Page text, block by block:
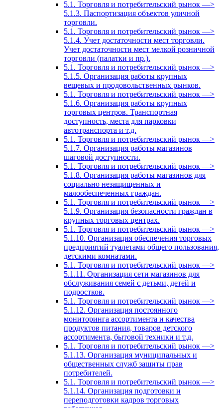
5.1. Торговля и потребительский рынок —>
5.1.3. Паспортизация объектов уличной
торговли.
5.1. Торговля и потребительский рынок —>
5.1.4. Учет достаточности мест торговли.
Учет достаточности мест мелкой розничной
торговли (палатки и пр.).
5.1. Торговля и потребительский рынок —>
5.1.5. Организация работы крупных
вещевых и продовольственных рынков.
5.1. Торговля и потребительский рынок —>
5.1.6. Организация работы крупных
торговых центров. Транспортная
доступность, места для парковки
автотранспорта и т.д.
5.1. Торговля и потребительский рынок —>
5.1.7. Организация работы магазинов
шаговой доступности.
5.1. Торговля и потребительский рынок —>
5.1.8. Организация работы магазинов для
социально незащищенных и
малообеспеченных граждан.
5.1. Торговля и потребительский рынок —>
5.1.9. Организация безопасности граждан в
крупных торговых центрах.
5.1. Торговля и потребительский рынок —>
5.1.10. Организация обеспечения торговых
предприятий туалетами общего пользования,
детскими комнатами.
5.1. Торговля и потребительский рынок —>
5.1.11. Организация сети магазинов для
обслуживания семей с детьми, детей и
подростков.
5.1. Торговля и потребительский рынок —>
5.1.12. Организация постоянного
мониторинга ассортимента и качества
продуктов питания, товаров детского
ассортимента, бытовой техники и т.д.
5.1. Торговля и потребительский рынок —>
5.1.13. Организация муниципальных и
общественных служб зашиты прав
потребителей.
5.1. Торговля и потребительский рынок —>
5.1.14. Организация подготовки и
переподготовки кадров торговых